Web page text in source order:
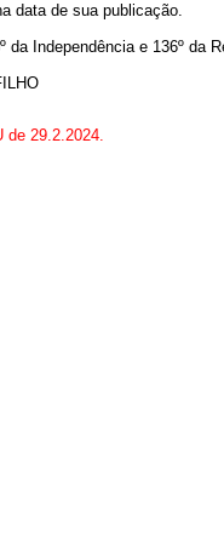
data de sua publicação.
da Independência e 136º da
de 29.2.2024.